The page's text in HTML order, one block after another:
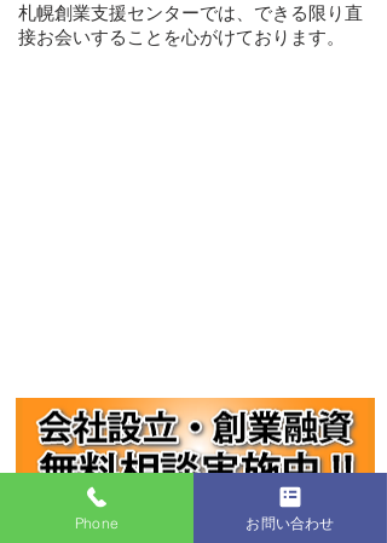
札幌創業支援センターでは、できる限り直
接お会いすることを心がけております。
Phone お問い合わせ